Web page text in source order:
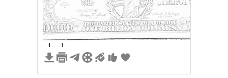
1 1